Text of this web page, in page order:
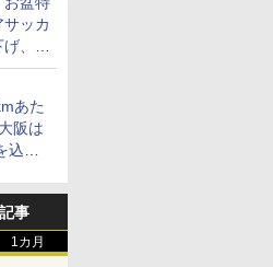
ッカ
、撥
円に
あた
阪は
め
事
1カ月